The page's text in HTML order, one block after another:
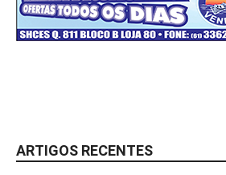
ARTIGOS RECENTES